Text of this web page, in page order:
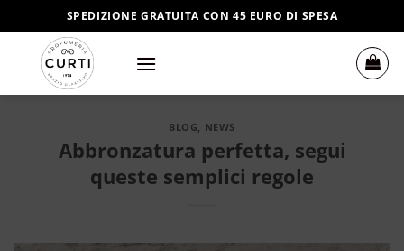
ai
contenuti
SPEDIZIONE GRATUITA CON 45 EURO DI SPESA
BLOG, NEWS
Abbronzatura perfetta, segui
queste semplici regole